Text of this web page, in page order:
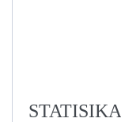
STATISIKA